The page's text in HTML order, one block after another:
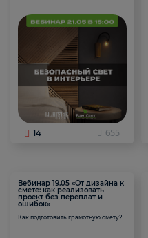
14 655
Вебинар 19.05 «От дизайна к
смете: как реализовать
проект без переплат и
ошибок»
Как подготовить грамотную смету?